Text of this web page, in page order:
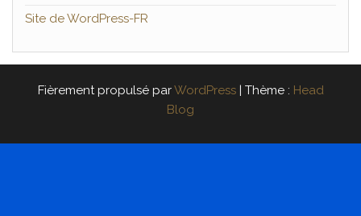
Site de WordPress-FR
Fièrement propulsé parWordPress | Thème : Head
Blog